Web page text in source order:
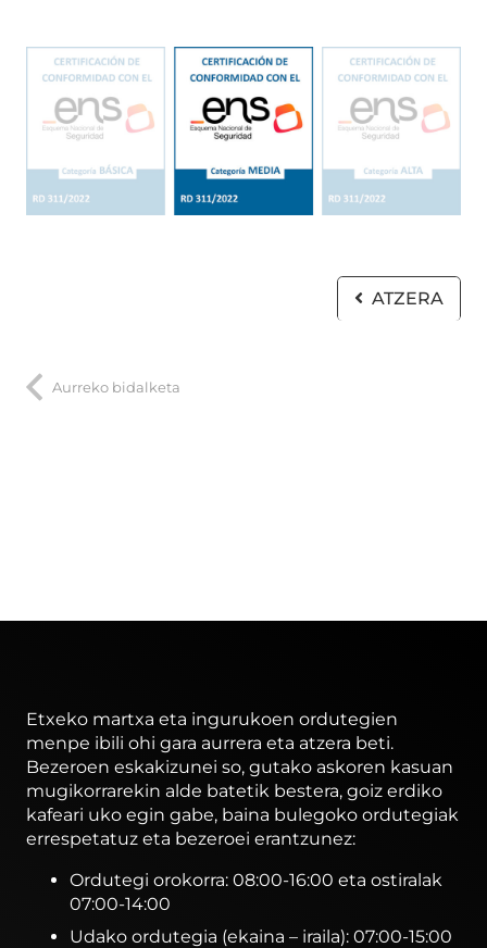
ATZERA
Aurreko bidalketa
Etxeko martxa eta ingurukoen ordutegien
menpe ibili ohi gara aurrera eta atzera beti.
Bezeroen eskakizunei so, gutako askoren kasuan
mugikorrarekin alde batetik bestera, goiz erdiko
kafeari uko egin gabe, baina bulegoko ordutegiak
errespetatuz eta bezeroei erantzunez:
Ordutegi orokorra: 08:00-16:00 eta ostiralak
07:00-14:00
Udako ordutegia (ekaina – iraila): 07:00-15:00